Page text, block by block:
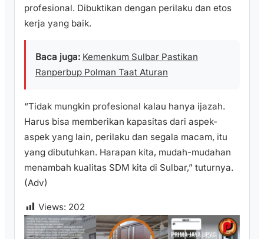
profesional. Dibuktikan dengan perilaku dan etos
kerja yang baik.
Baca juga: Kemenkum Sulbar Pastikan
Ranperbup Polman Taat Aturan
“Tidak mungkin profesional kalau hanya ijazah.
Harus bisa memberikan kapasitas dari aspek-
aspek yang lain, perilaku dan segala macam, itu
yang dibutuhkan. Harapan kita, mudah-mudahan
menambah kualitas SDM kita di Sulbar,” tuturnya.
(Adv)
Views: 202